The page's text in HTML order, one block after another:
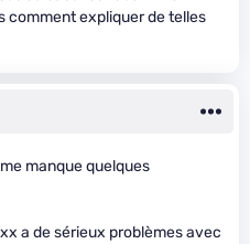
comment expliquer de telles
manque quelques
a de sérieux problèmes avec